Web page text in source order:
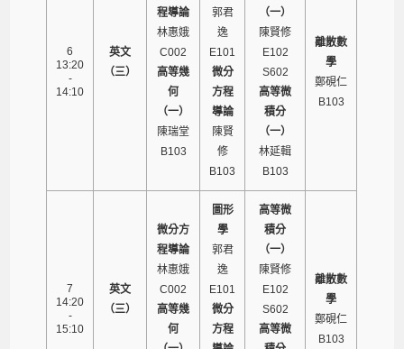
6
13:20
-
14:10
英文
（三）
程導論
林惠娥
C002
高等幾
何
（一）
陳瑞堂
B103
郭君
逸
E101
微分
方程
導論
陳賢
修
B103
（一）
陳賢修
E102
S602
高等微
積分
（一）
林延輯
B103
離散數
學
鄭硯仁
B103
7
14:20
-
15:10
英文
（三）
微分方
程導論
林惠娥
C002
高等幾
何
圖形
學
郭君
逸
E101
微分
方程
高等微
積分
（一）
陳賢修
E102
S602
高等微
離散數
學
鄭硯仁
B103